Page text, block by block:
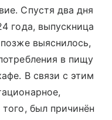
Спустя два дня
года, выпускница
выяснилось,
в пищу
В связи с этим
был причинён